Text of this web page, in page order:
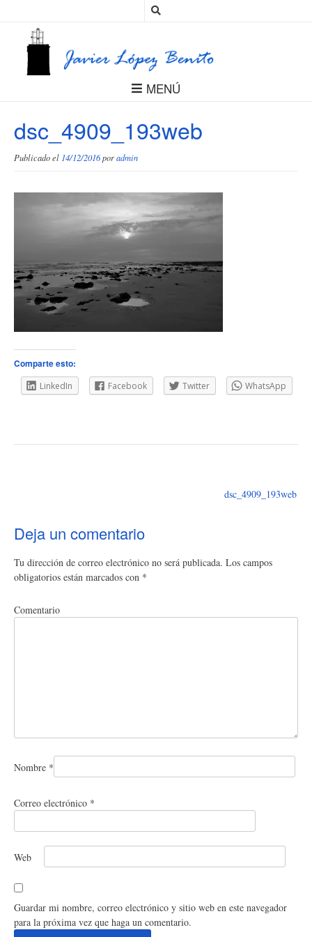
MENÚ
dsc_4909_193web
Publicado el 14/12/2016poradmin
Comparte esto:
LinkedIn Facebook Twitter WhatsApp
dsc_4909_193web
Deja un comentario
Tu dirección de correo electrónico no será publicada. Los campos
obligatorios están marcados con *
Comentario
Nombre *
Correo electrónico *
Web
Guardar mi nombre, correo electrónico y sitio web en este navegador
para la próxima vez que haga un comentario.